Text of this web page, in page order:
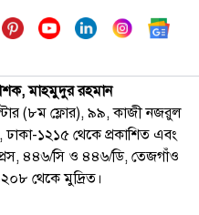
মাহমুদুর রহমান
(৮ম ফ্লোর), ৯৯, কাজী নজরুল
ঢাকা-১২১৫ থেকে প্রকাশিত এবং
৪৪৬/সি ও ৪৪৬/ডি, তেজগাঁও
থেকে মুদ্রিত।